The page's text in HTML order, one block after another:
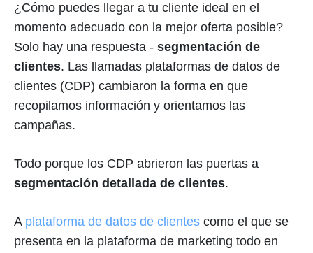
¿Cómo puedes llegar a tu cliente ideal en el
momento adecuado con la mejor oferta posible?
Solo hay una respuesta - segmentación de
clientes. Las llamadas plataformas de datos de
clientes (CDP) cambiaron la forma en que
recopilamos información y orientamos las
campañas.
Todo porque los CDP abrieron las puertas a
segmentación detallada de clientes.
Aplataforma de datos de clientes como el que se
presenta en la plataforma de marketing todo en